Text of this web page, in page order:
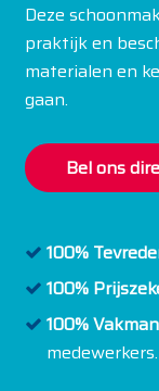
Deze
praktijk en
materialen en
gaan.
Bel ons
100%
100%
100%
medewerkers.